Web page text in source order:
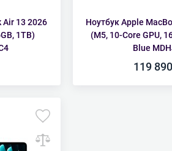
Air 13 2026
1TB)
Ноутбук Apple
(M5, 10-Core GPU,
Blue
119 890